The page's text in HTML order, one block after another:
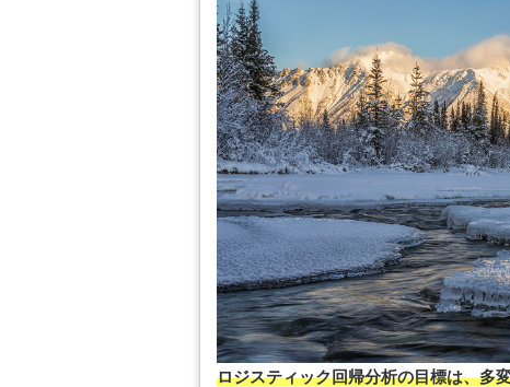
ロジスティック回帰分析の目標は、多